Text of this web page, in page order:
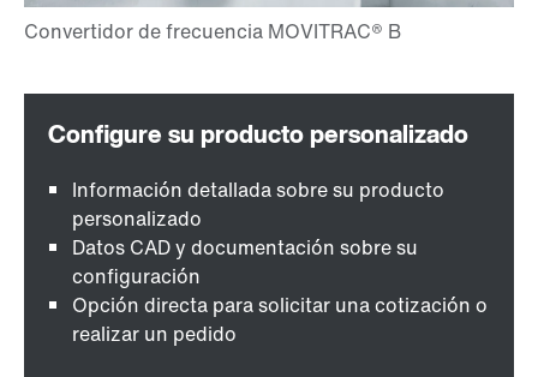
Información detallada sobre su producto
personalizado
Datos CAD y documentación sobre su
configuración
Opción directa para solicitar una cotización o
realizar un pedido